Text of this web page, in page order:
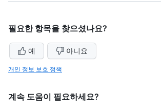
필요한 항목을 찾으셨나요?
예 아니요
개인 정보 보호 정책
계속 도움이 필요하세요?